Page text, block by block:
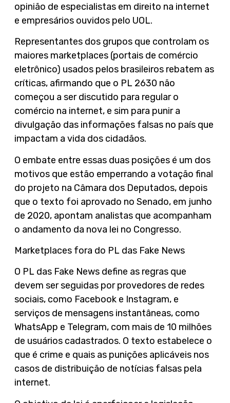
opinião de especialistas em direito na internet
e empresários ouvidos pelo UOL.
Representantes dos grupos que controlam os
maiores marketplaces (portais de comércio
eletrônico) usados pelos brasileiros rebatem as
críticas, afirmando que o PL 2630 não
começou a ser discutido para regular o
comércio na internet, e sim para punir a
divulgação das informações falsas no país que
impactam a vida dos cidadãos.
O embate entre essas duas posições é um dos
motivos que estão emperrando a votação final
do projeto na Câmara dos Deputados, depois
que o texto foi aprovado no Senado, em junho
de 2020, apontam analistas que acompanham
o andamento da nova lei no Congresso.
Marketplaces fora do PL das Fake News
O PL das Fake News define as regras que
devem ser seguidas por provedores de redes
sociais, como Facebook e Instagram, e
serviços de mensagens instantâneas, como
WhatsApp e Telegram, com mais de 10 milhões
de usuários cadastrados. O texto estabelece o
que é crime e quais as punições aplicáveis nos
casos de distribuição de notícias falsas pela
internet.